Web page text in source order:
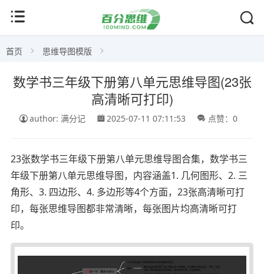
首页 思维导图模版
数学书三年级下册第八单元思维导图(23张
高清晰可打印)
author: 满分记 2025-07-11 07:11:53 点赞：0
23张数学书三年级下册第八单元思维导图合集，数学书三
年级下册第八单元思维导图，内容涵盖1. 几何图形、2. 三
角形、3. 四边形、4. 多边形等4个方面，23张高清晰可打
印，每张思维导图都非常清晰，每张图片均高清晰可打
印。